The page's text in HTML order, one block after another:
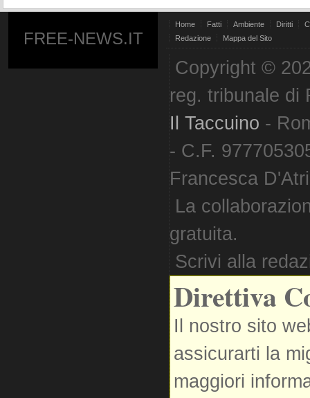
FREE-NEWS.IT
Home Fatti Ambiente Diritti
Redazione
Mappa del Sito
Copyright ©
reg. tribunale di
Il Taccuino -
- C.F.
Francesca
La
gratuita.
Scrivi alla
Direttiva
Il nostro sito
assicurarti la
maggiori